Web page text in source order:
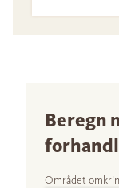
Beregn
Området